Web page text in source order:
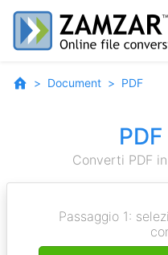
Document PDF
Converti PDF
Passaggio 1: